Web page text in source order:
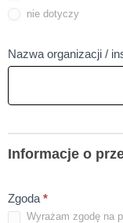
nie dotyczy
Nazwa organizacji /
Informacje o
Zgoda *Pole
wymagane
Wyrażam zgodę na